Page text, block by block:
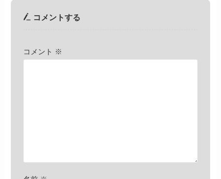
コメントする
コメント ※